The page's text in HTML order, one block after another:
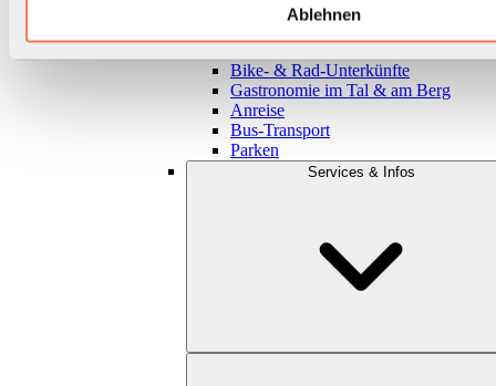
Ablehnen
Zurück
Bike- & Rad-Unterkünfte
Gastronomie im Tal & am Berg
Anreise
Bus-Transport
Parken
Services & Infos